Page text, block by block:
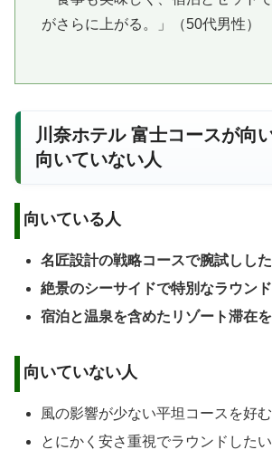
がさらに上がる。」（50代男性）
川奈ホテル 富士コースが向
向いていない人
向いている人
名匠設計の戦略コースで腕試しし
絶景のシーサイドで特別なラウン
宿泊と温泉を含めたリゾート滞在
向いていない人
風の影響が少ない平坦コースを好む
とにかく安さ重視でラウンドした